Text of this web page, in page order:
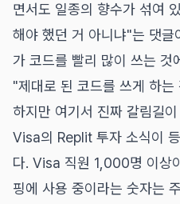
면서도 일종의 향수가 섞여
해야 했던 거 아니냐"는 댓
가 코드를 빨리 많이 쓰는 것
"제대로 된 코드를 쓰게 하는
하지만 여기서 진짜 갈림길
Visa의 Replit 투자 소식이
다. Visa 직원 1,000명 이상
핑에 사용 중이라는 숫자는